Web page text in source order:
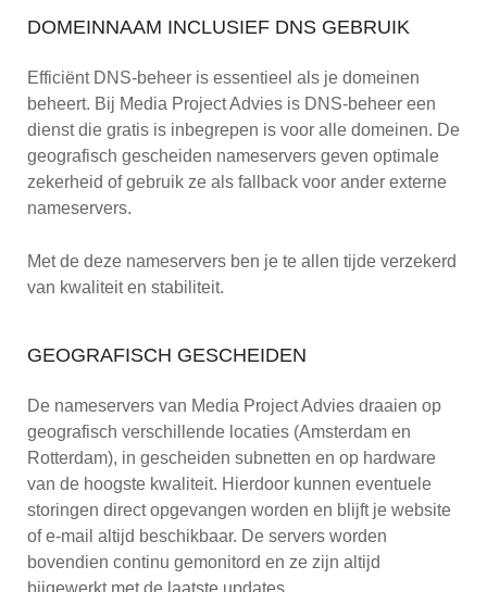
DOMEINNAAM INCLUSIEF DNS GEBRUIK
Efficiënt DNS-beheer is essentieel als je domeinen
beheert. Bij Media Project Advies is DNS-beheer een
dienst die gratis is inbegrepen is voor alle domeinen. De
geografisch gescheiden nameservers geven optimale
zekerheid of gebruik ze als fallback voor ander externe
nameservers.
Met de deze nameservers ben je te allen tijde verzekerd
van kwaliteit en stabiliteit.
GEOGRAFISCH GESCHEIDEN
De nameservers van Media Project Advies draaien op
geografisch verschillende locaties (Amsterdam en
Rotterdam), in gescheiden subnetten en op hardware
van de hoogste kwaliteit. Hierdoor kunnen eventuele
storingen direct opgevangen worden en blijft je website
of e-mail altijd beschikbaar. De servers worden
bovendien continu gemonitord en ze zijn altijd
bijgewerkt met de laatste updates.